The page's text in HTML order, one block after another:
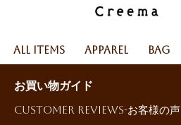
All Items Apparel Bag
お買い物ガイド
Customer reviews-お客様の声